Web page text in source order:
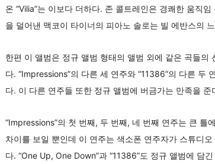
온 “Vilia”는 이보다 더하다. 존 콜트레인은 경쾌한 움직
을 덜어낸 맥코이 타이너의 피아노 솔로는 빌 에반스의
한편 이 앨범은 정규 앨범 형태의 앨범 외에 같은 곡들
다. “Impressions”의 다른 세 연주와 “11386”의 다른 두
다. 이 다른 연주들 또한 정규 앨범에 버금가는 만족을 준
“Impressions”의 첫 번째, 두 번째, 네 번째 연주는 큰 틀
차이를 보일 뿐인데 이 연주는 색소폰 연주자가 스튜디
다. “One Up, One Down”과 “11386”도 정규 앨범에 담